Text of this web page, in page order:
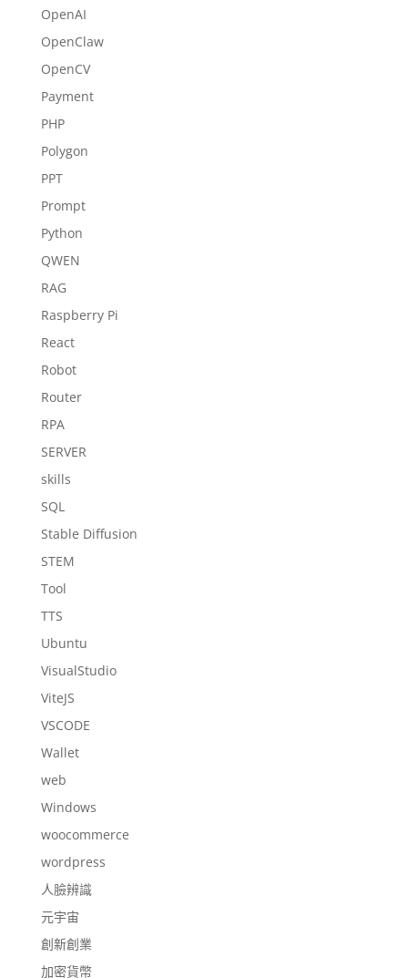
OpenAI
OpenClaw
OpenCV
Payment
PHP
Polygon
PPT
Prompt
Python
QWEN
RAG
Raspberry Pi
React
Robot
Router
RPA
SERVER
skills
SQL
Stable Diffusion
STEM
Tool
TTS
Ubuntu
VisualStudio
ViteJS
VSCODE
Wallet
web
Windows
woocommerce
wordpress
人臉辨識
元宇宙
創新創業
加密貨幣